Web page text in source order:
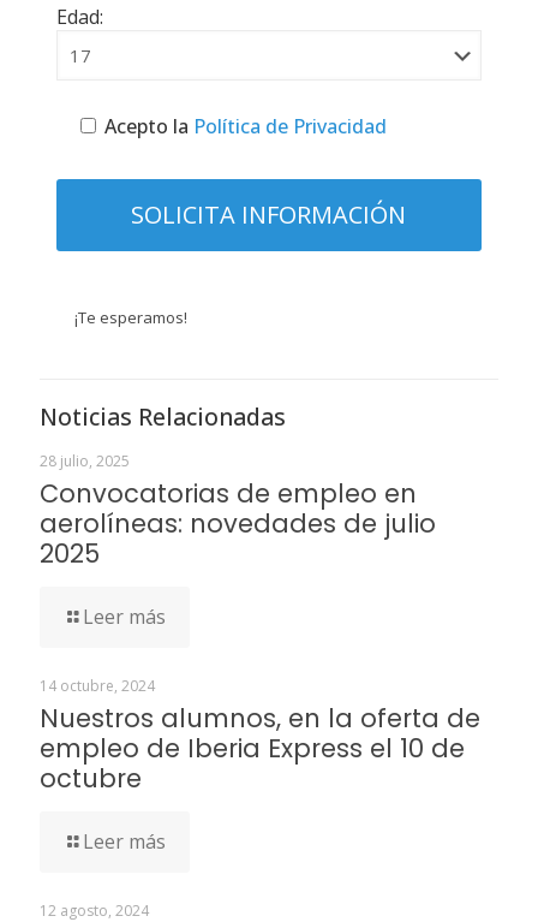
Edad:
Acepto la Política de Privacidad
¡Te esperamos!
Noticias Relacionadas
28 julio, 2025
Convocatorias de empleo en
aerolíneas: novedades de julio
2025
Leer más
14 octubre, 2024
Nuestros alumnos, en la oferta de
empleo de Iberia Express el 10 de
octubre
Leer más
12 agosto, 2024